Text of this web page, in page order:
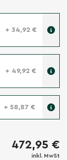
+ 34,92 €
+ 49,92 €
+ 58,87 €
472,95 €
inkl. MwSt